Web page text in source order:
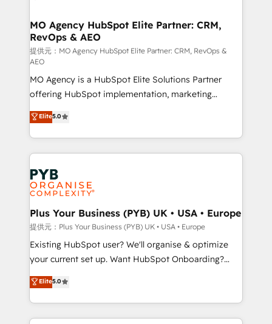
architectures that accelerate revenue operations and
performance. - Multi-object CRM migration, cleanup,
and implementation. - Pre-built and custom
integrations across your full tech stack. - Custom
object setup, CMS builds, and full-funnel automation.
- Dashboards, lifecycle campaigns, and lead
nurturing sequences. - Cross-hub setup across
Marketing, Sales, Operations, and Service Hubs. -
Ongoing optimization, managed support, and
scalable retainers. Let’s make HubSpot your most
powerful growth engine. Built to convert, scale, and
drive results.
MO Agency HubSpot Elite Partner: CRM,
RevOps & AEO
提供元：MO Agency HubSpot Elite Partner: CRM, RevOps &
AEO
MO Agency is a HubSpot Elite Solutions Partner
offering HubSpot implementation, marketing
automation, CRM and RevOps consulting, data
architecture, sales enablement, lifecycle automation,
lead scoring and revenue reporting. HubSpot,
Salesforce and integrated enterprise stacks. Digital
Marketing, Answer Engine Optimisation, and
Generative Engine Optimisation (AI Search),
HubSpot Content Hub, WordPress development,
B2B SEO, paid media, and content. We work with
enterprise and growth-led companies across
technology, professional services, financial services
and industrial sectors. Offices in Johannesburg, Cape
implementations delivered. AI visibility coverage
across ChatGPT, Claude, Perplexity, Gemini and
Elite5.0
Plus Your Business (PYB) UK • USA • Europe
提供元：Plus Your Business (PYB) UK • USA • Europe
Existing HubSpot user? We'll organise & optimize
your current set up. Want HubSpot Onboarding?
We'll customise your CRM & automate your business
processes. Welcome to our Profile! We can help
with... • CRM implementation, reports & workflows,
and team training • CRM migration: Salesforce,
Elite5.0